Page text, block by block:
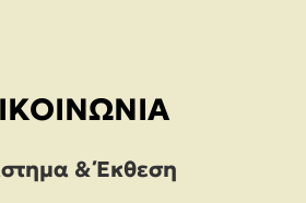
& Έκθεση